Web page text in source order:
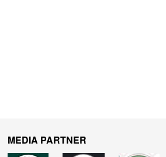
MEDIA PARTNER